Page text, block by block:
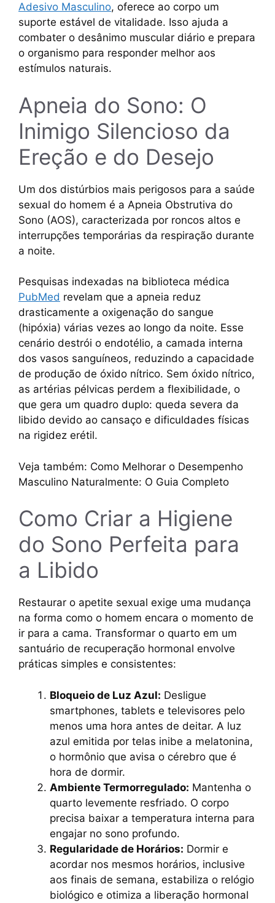
Adesivo Masculino, oferece ao corpo um
suporte estável de vitalidade. Isso ajuda a
combater o desânimo muscular diário e prepara
o organismo para responder melhor aos
estímulos naturais.
Apneia do Sono: O
Inimigo Silencioso da
Ereção e do Desejo
Um dos distúrbios mais perigosos para a saúde
sexual do homem é a Apneia Obstrutiva do
Sono (AOS), caracterizada por roncos altos e
interrupções temporárias da respiração durante
a noite.
Pesquisas indexadas na biblioteca médica
PubMed revelam que a apneia reduz
drasticamente a oxigenação do sangue
(hipóxia) várias vezes ao longo da noite. Esse
cenário destrói o endotélio, a camada interna
dos vasos sanguíneos, reduzindo a capacidade
de produção de óxido nítrico. Sem óxido nítrico,
as artérias pélvicas perdem a flexibilidade, o
que gera um quadro duplo: queda severa da
libido devido ao cansaço e dificuldades físicas
na rigidez erétil.
Veja também: Como Melhorar o Desempenho
Masculino Naturalmente: O Guia Completo
Como Criar a Higiene
do Sono Perfeita para
a Libido
Restaurar o apetite sexual exige uma mudança
na forma como o homem encara o momento de
ir para a cama. Transformar o quarto em um
santuário de recuperação hormonal envolve
práticas simples e consistentes:
Bloqueio de Luz Azul: Desligue
smartphones, tablets e televisores pelo
menos uma hora antes de deitar. A luz
azul emitida por telas inibe a melatonina,
o hormônio que avisa o cérebro que é
hora de dormir.
Ambiente Termorregulado: Mantenha o
quarto levemente resfriado. O corpo
precisa baixar a temperatura interna para
engajar no sono profundo.
Regularidade de Horários: Dormir e
acordar nos mesmos horários, inclusive
aos finais de semana, estabiliza o relógio
biológico e otimiza a liberação hormonal